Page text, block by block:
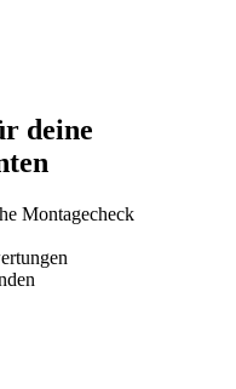
deine
Montagecheck